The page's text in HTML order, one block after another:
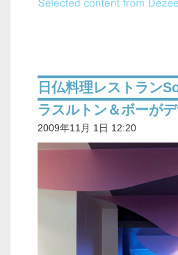
日仏料理レストラン
ラスルトン＆ボーが
2009年11月 1日 12:20